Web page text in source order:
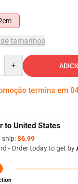
tamanhos
termina em
to United States
ship:$6.99
- Order today to get by